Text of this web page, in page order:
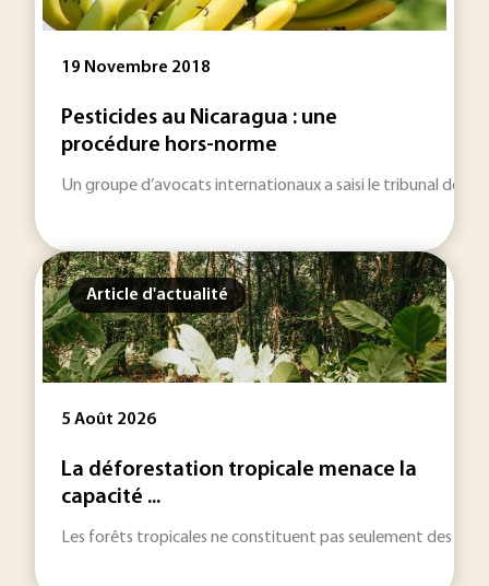
19 Novembre 2018
Pesticides au Nicaragua : une
procédure hors-norme
Un groupe d’avocats internationaux a saisi le tribunal de
Article d'actualité
5 Août 2026
La déforestation tropicale menace la
capacité ...
Les forêts tropicales ne constituent pas seulement des